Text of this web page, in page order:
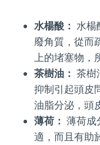
水楊酸： 水楊
廢角質，從而
上的堵塞物，
茶樹油： 茶樹
抑制引起頭皮
油脂分泌，頭
薄荷： 薄荷成
適，而且有助